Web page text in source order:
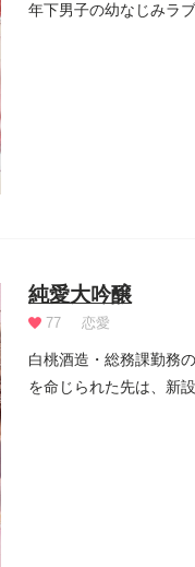
年下男子の幼なじみラ
純愛大吟醸
77 恋愛
白桃酒造・総務課勤務
を命じられた先は、新